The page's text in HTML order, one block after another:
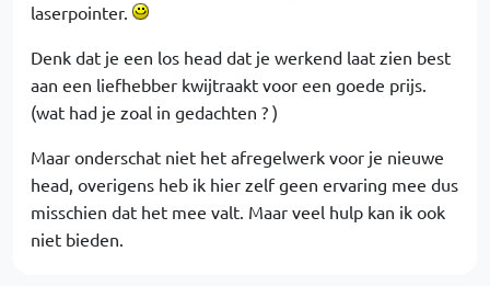
laserpointer.
Denk dat je een los head dat je werkend laat zien best
aan een liefhebber kwijtraakt voor een goede prijs.
(wat had je zoal in gedachten ? )
Maar onderschat niet het afregelwerk voor je nieuwe
head, overigens heb ik hier zelf geen ervaring mee dus
misschien dat het mee valt. Maar veel hulp kan ik ook
niet bieden.